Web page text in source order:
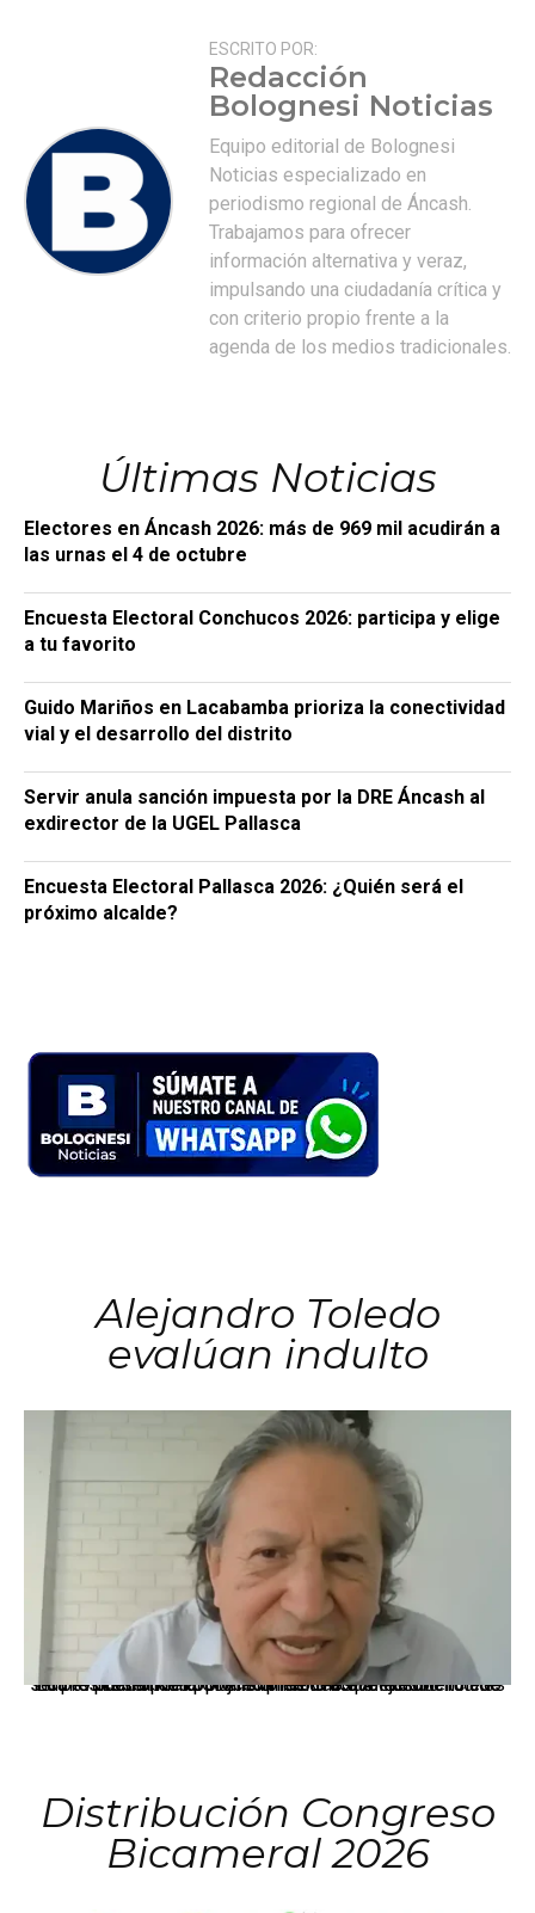
ESCRITO POR:
Redacción
Bolognesi Noticias
Equipo editorial de Bolognesi
Noticias especializado en
periodismo regional de Áncash.
Trabajamos para ofrecer
información alternativa y veraz,
impulsando una ciudadanía crítica y
con criterio propio frente a la
agenda de los medios tradicionales.
Últimas Noticias
Electores en Áncash 2026: más de 969 mil acudirán a
las urnas el 4 de octubre
Encuesta Electoral Conchucos 2026: participa y elige
a tu favorito
Guido Mariños en Lacabamba prioriza la conectividad
vial y el desarrollo del distrito
Servir anula sanción impuesta por la DRE Áncash al
exdirector de la UGEL Pallasca
Encuesta Electoral Pallasca 2026: ¿Quién será el
próximo alcalde?
Alejandro Toledo
evalúan indulto
La presidenta Keiko Fujimori informó que la solicitud de indulto presentada por el expresidente Alejandro Toledo será evaluada por la Comisión de Gracias Presidenciales conforme al procedimiento establecido.
Distribución Congreso
Bicameral 2026